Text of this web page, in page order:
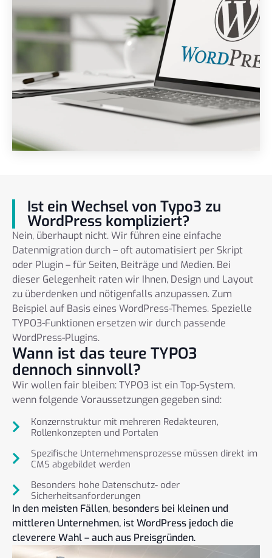
Ist ein Wechsel von Typo3 zu
WordPress kompliziert?
Nein, überhaupt nicht. Wir führen eine einfache
Datenmigration durch – oft automatisiert per Skript
oder Plugin – für Seiten, Beiträge und Medien. Bei
dieser Gelegenheit raten wir Ihnen, Design und Layout
zu überdenken und nötigenfalls anzupassen. Zum
Beispiel auf Basis eines WordPress-Themes. Spezielle
TYPO3-Funktionen ersetzen wir durch passende
WordPress-Plugins.
Wann ist das teure TYPO3
dennoch sinnvoll?
Wir wollen fair bleiben: TYPO3 ist ein Top-System,
wenn folgende Voraussetzungen gegeben sind:
Konzernstruktur mit mehreren Redakteuren,
Rollenkonzepten und Portalen
Spezifische Unternehmensprozesse müssen direkt im
CMS abgebildet werden
Besonders hohe Datenschutz- oder
Sicherheitsanforderungen
In den meisten Fällen, besonders bei kleinen und
mittleren Unternehmen, ist WordPress jedoch die
cleverere Wahl – auch aus Preisgründen.